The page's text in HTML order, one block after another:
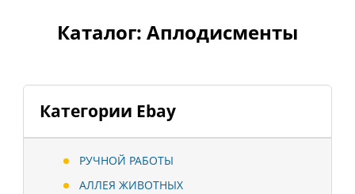
Категории Ebay
РУЧНОЙ РАБОТЫ
АЛЛЕЯ ЖИВОТНЫХ
Каталог: Аплодисменты